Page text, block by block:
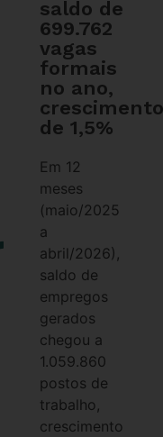
saldo de
699.762
vagas
formais
no ano,
de 1,5%
Em 12
meses
(maio/2025
a
abril/2026),
saldo de
empregos
gerados
chegou a
1.059.860
postos de
trabalho,
crescimento